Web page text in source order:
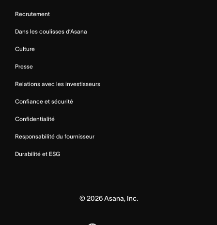
Recrutement
Dans les coulisses d’Asana
Culture
Presse
Relations avec les investisseurs
Confiance et sécurité
Confidentialité
Responsabilité du fournisseur
Durabilité et ESG
© 2026Asana, Inc.